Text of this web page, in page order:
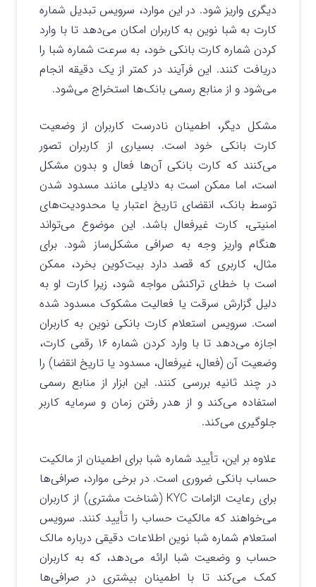
دیگری واریز شود. در این موارد، سرویس تبدیل شماره
کارت به شبا نوین به کاربران امکان می‌دهد تا با وارد
کردن شماره کارت بانکی خود، به سرعت شماره شبا را
دریافت کنند. این فرآیند در کمتر از یک دقیقه انجام
می‌شود و از منابع رسمی بانک‌ها استخراج می‌شود.
مشکل دیگر، اطمینان نادرست کاربران از وضعیت
کارت بانکی خود است. بسیاری از کاربران تصور
می‌کنند که کارت بانکی آن‌ها فعال و بدون مشکل
است، اما ممکن است به دلایلی مانند مسدود شدن
توسط بانک، انقضای تاریخ اعتبار یا محدودیت‌های
امنیتی، کارت غیرفعال باشد. این موضوع می‌تواند
هنگام واریز وجه به صرافی مشکل‌ساز شود. برای
مثال، کاربری که قصد دارد بیت‌کوین بخرد، ممکن
است با خطای تراکنش مواجه شود، زیرا کارت او به
دلیل گزارش سرقت یا فعالیت مشکوک مسدود شده
است. سرویس استعلام کارت بانکی نوین به کاربران
اجازه می‌دهد تا با وارد کردن شماره ۱۶ رقمی کارت،
وضعیت آن (فعال، غیرفعال، مسدود یا تاریخ انقضا) را
در چند ثانیه بررسی کنند. این ابزار از منابع رسمی
استفاده می‌کند و از هدر رفتن زمان و سرمایه کاربر
جلوگیری می‌کند.
علاوه بر این، تأیید شماره شبا برای اطمینان از مالکیت
حساب بانکی ضروری است. در برخی موارد، صرافی‌ها
برای رعایت الزامات KYC (شناخت مشتری) از کاربران
می‌خواهند که مالکیت حساب را تأیید کنند. سرویس
استعلام شماره شبا نوین اطلاعات دقیقی درباره مالک
حساب و وضعیت شبا ارائه می‌دهد، که به کاربران
کمک می‌کند تا با اطمینان بیشتری در صرافی‌ها